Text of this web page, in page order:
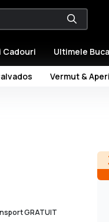
Vermut &
Cadouri Ultimele
GRATUIT